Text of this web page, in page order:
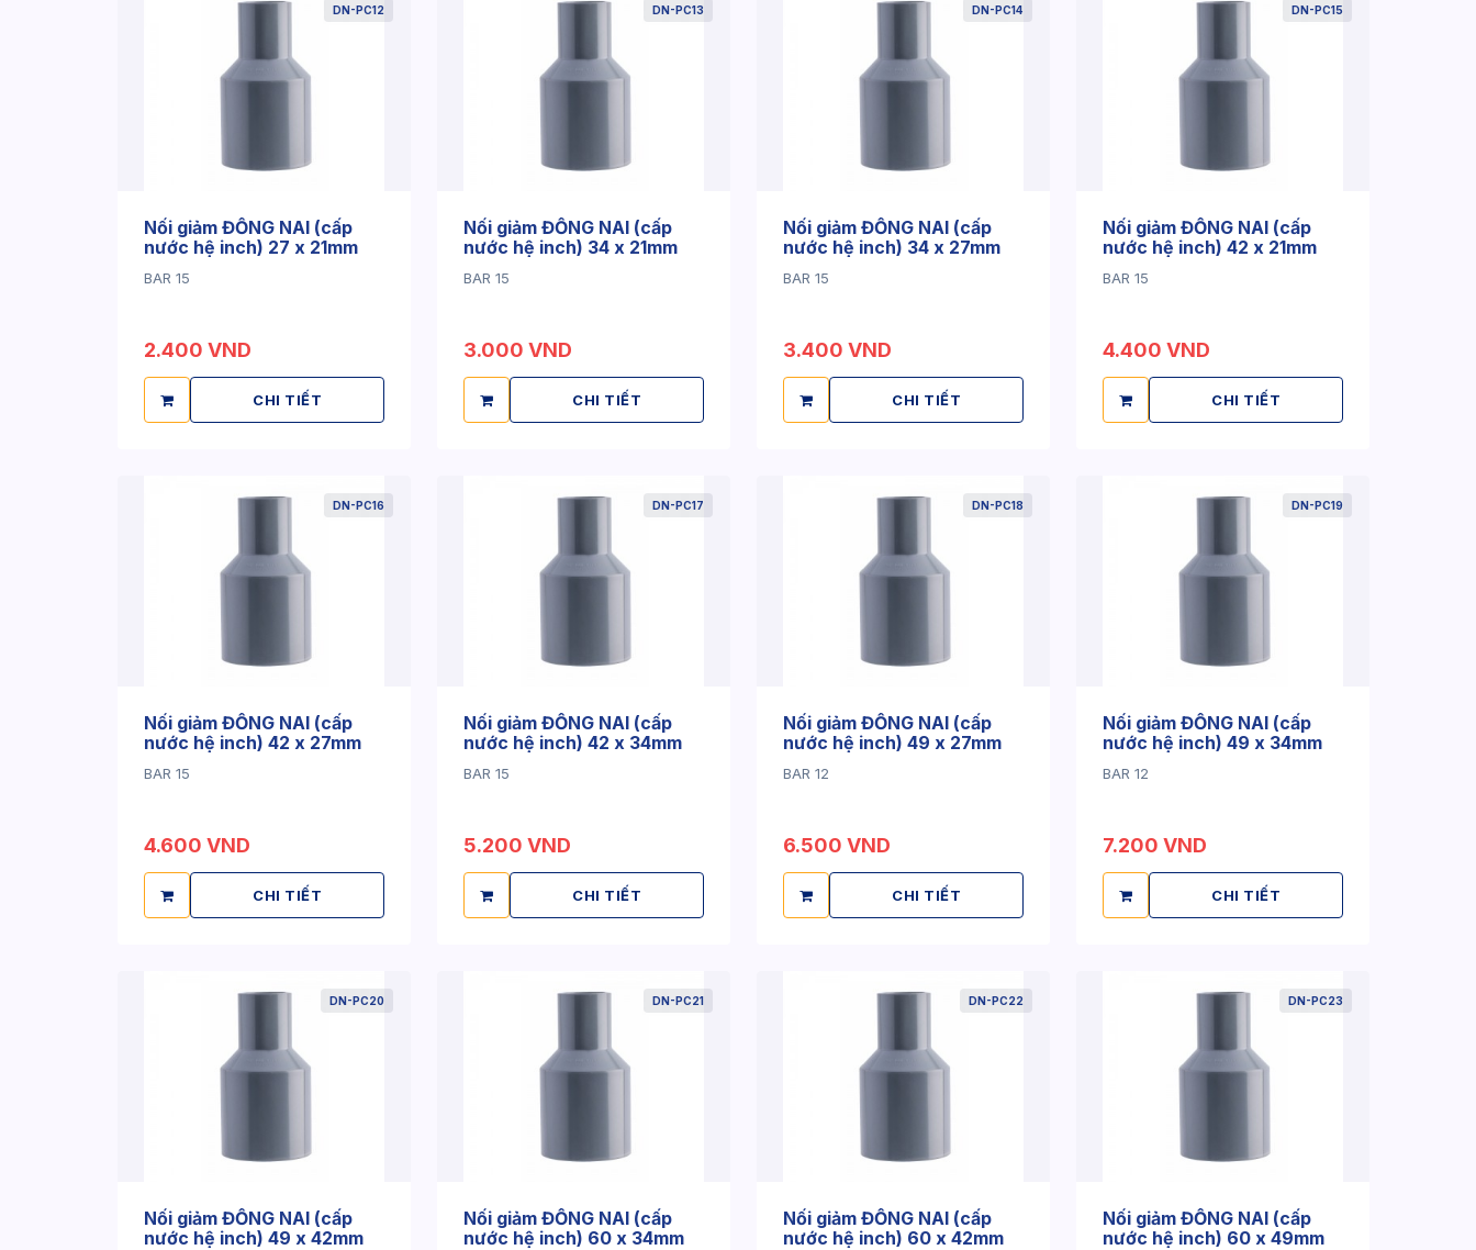
DN-PC12
Nối giảm ĐỒNG NAI (cấp
nước hệ inch) 27 x 21mm
BAR 15
2.400 VND
CHI TIẾT
DN-PC13
Nối giảm ĐỒNG NAI (cấp
nước hệ inch) 34 x 21mm
BAR 15
3.000 VND
CHI TIẾT
DN-PC14
Nối giảm ĐỒNG NAI (cấp
nước hệ inch) 34 x 27mm
BAR 15
3.400 VND
CHI TIẾT
DN-PC15
Nối giảm ĐỒNG NAI (cấp
nước hệ inch) 42 x 21mm
BAR 15
4.400 VND
CHI TIẾT
DN-PC16
Nối giảm ĐỒNG NAI (cấp
nước hệ inch) 42 x 27mm
BAR 15
4.600 VND
CHI TIẾT
DN-PC17
Nối giảm ĐỒNG NAI (cấp
nước hệ inch) 42 x 34mm
BAR 15
5.200 VND
CHI TIẾT
DN-PC18
Nối giảm ĐỒNG NAI (cấp
nước hệ inch) 49 x 27mm
BAR 12
6.500 VND
CHI TIẾT
DN-PC19
Nối giảm ĐỒNG NAI (cấp
nước hệ inch) 49 x 34mm
BAR 12
7.200 VND
CHI TIẾT
DN-PC20
Nối giảm ĐỒNG NAI (cấp
nước hệ inch) 49 x 42mm
DN-PC21
Nối giảm ĐỒNG NAI (cấp
nước hệ inch) 60 x 34mm
DN-PC22
Nối giảm ĐỒNG NAI (cấp
nước hệ inch) 60 x 42mm
DN-PC23
Nối giảm ĐỒNG NAI (cấp
nước hệ inch) 60 x 49mm